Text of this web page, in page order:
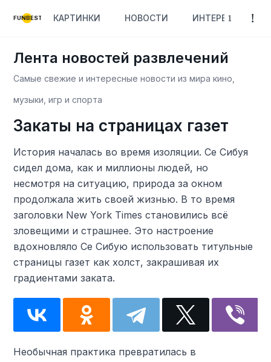
FUNBEST КАРТИНКИ НОВОСТИ ИНТЕРЕСНОЕ
Лента новостей развлечений
Самые свежие и интересные новости из мира кино,
музыки, игр и спорта
Закаты на страницах газет
История началась во время изоляции. Се Сибуя
сидел дома, как и миллионы людей, но
несмотря на ситуацию, природа за окном
продолжала жить своей жизнью. В то время
заголовки New York Times становились всё
зловещими и страшнее. Это настроение
вдохновляло Се Сибую использовать титульные
страницы газет как холст, закрашивая их
градиентами заката.
Необычная практика превратилась в